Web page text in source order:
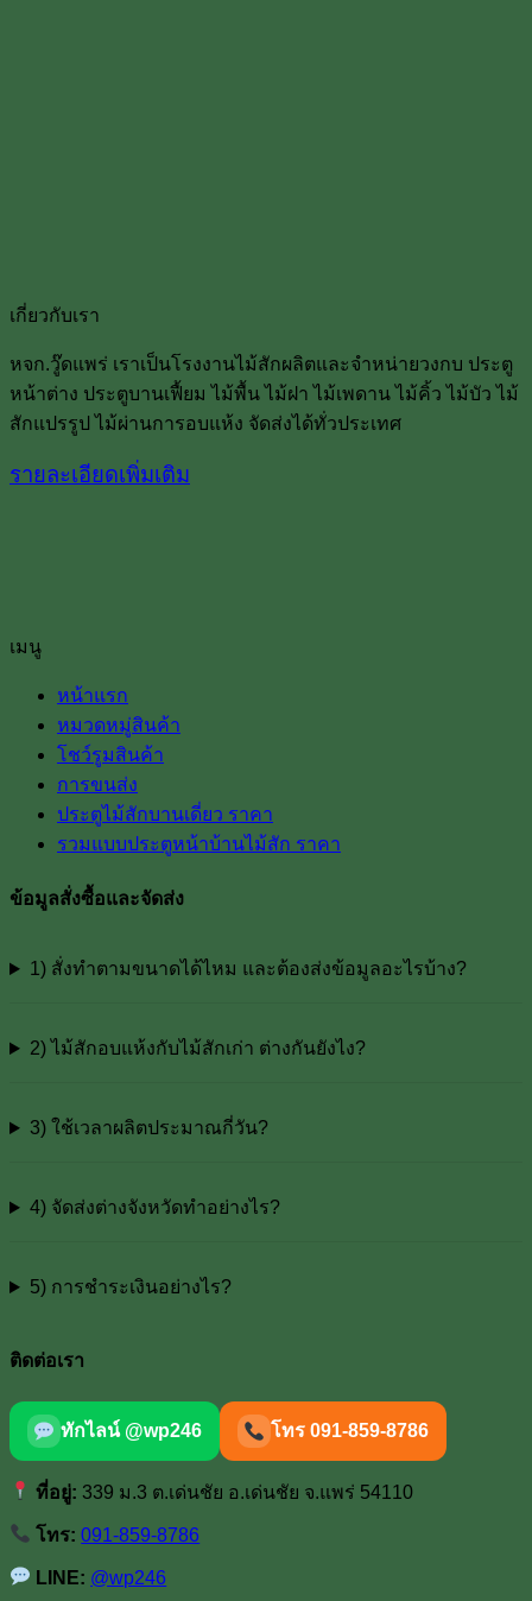
เกี่ยวกับเรา
หจก.วู๊ดแพร่ เราเป็นโรงงานไม้สักผลิตและจำหน่ายวงกบ ประตู
หน้าต่าง ประตูบานเฟื้ยม ไม้พื้น ไม้ฝา ไม้เพดาน ไม้คิ้ว ไม้บัว ไม้
สักแปรรูป ไม้ผ่านการอบแห้ง จัดส่งได้ทั่วประเทศ
รายละเอียดเพิ่มเติม
เมนู
หน้าแรก
หมวดหมู่สินค้า
โชว์รูมสินค้า
การขนส่ง
ประตูไม้สักบานเดี่ยว ราคา
รวมแบบประตูหน้าบ้านไม้สัก ราคา
ข้อมูลสั่งซื้อและจัดส่ง
1) สั่งทำตามขนาดได้ไหม และต้องส่งข้อมูลอะไรบ้าง?
2) ไม้สักอบแห้งกับไม้สักเก่า ต่างกันยังไง?
3) ใช้เวลาผลิตประมาณกี่วัน?
4) จัดส่งต่างจังหวัดทำอย่างไร?
5) การชำระเงินอย่างไร?
ติดต่อเรา
ทักไลน์ @wp246 โทร 091-859-8786
ที่อยู่: 339 ม.3 ต.เด่นชัย อ.เด่นชัย จ.แพร่ 54110
โทร: 091-859-8786
LINE: @wp246